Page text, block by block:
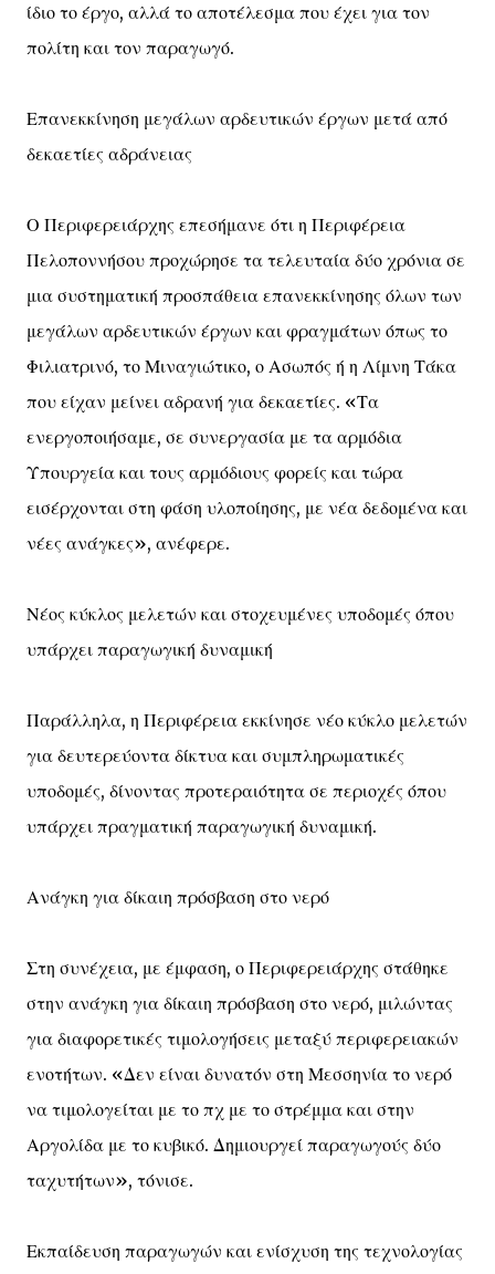
ίδιο το έργο, αλλά το αποτέλεσμα που έχει για τον
πολίτη και τον παραγωγό.
Επανεκκίνηση μεγάλων αρδευτικών έργων μετά από
δεκαετίες αδράνειας
Ο Περιφερειάρχης επεσήμανε ότι η Περιφέρεια
Πελοποννήσου προχώρησε τα τελευταία δύο χρόνια σε
μια συστηματική προσπάθεια επανεκκίνησης όλων των
μεγάλων αρδευτικών έργων και φραγμάτων όπως το
Φιλιατρινό, το Μιναγιώτικο, ο Ασωπός ή η Λίμνη Τάκα
που είχαν μείνει αδρανή για δεκαετίες. «Τα
ενεργοποιήσαμε, σε συνεργασία με τα αρμόδια
Υπουργεία και τους αρμόδιους φορείς και τώρα
εισέρχονται στη φάση υλοποίησης, με νέα δεδομένα και
νέες ανάγκες», ανέφερε.
Νέος κύκλος μελετών και στοχευμένες υποδομές όπου
υπάρχει παραγωγική δυναμική
Παράλληλα, η Περιφέρεια εκκίνησε νέο κύκλο μελετών
για δευτερεύοντα δίκτυα και συμπληρωματικές
υποδομές, δίνοντας προτεραιότητα σε περιοχές όπου
υπάρχει πραγματική παραγωγική δυναμική.
Ανάγκη για δίκαιη πρόσβαση στο νερό
Στη συνέχεια, με έμφαση, ο Περιφερειάρχης στάθηκε
στην ανάγκη για δίκαιη πρόσβαση στο νερό, μιλώντας
για διαφορετικές τιμολογήσεις μεταξύ περιφερειακών
ενοτήτων. «Δεν είναι δυνατόν στη Μεσσηνία το νερό
να τιμολογείται με το πχ με το στρέμμα και στην
Αργολίδα με το κυβικό. Δημιουργεί παραγωγούς δύο
ταχυτήτων», τόνισε.
Εκπαίδευση παραγωγών και ενίσχυση της τεχνολογίας